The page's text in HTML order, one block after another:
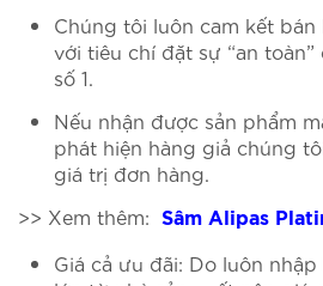
Chúng tôi luôn cam kết
với tiêu chí đặt sự “an
số 1.
Nếu nhận được sản phẩm
phát hiện hàng giả chúng
giá trị đơn hàng.
>> Xem thêm:
Sâm Alipas
Giá cả ưu đãi: Do luôn